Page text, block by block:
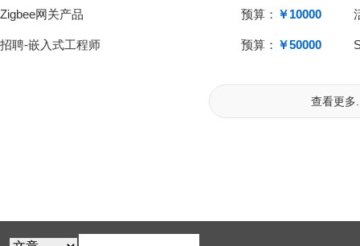
Zigbee网关产品 预算： ￥10000
招聘-嵌入式工程师 预算： ￥50000
查看更多